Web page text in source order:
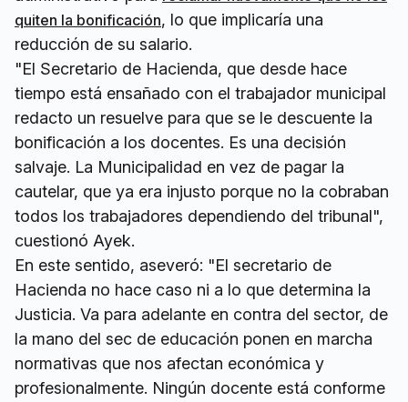
quiten la bonificación, lo que implicaría una
reducción de su salario.
"El Secretario de Hacienda, que desde hace
tiempo está ensañado con el trabajador municipal
redacto un resuelve para que se le descuente la
bonificación a los docentes. Es una decisión
salvaje. La Municipalidad en vez de pagar la
cautelar, que ya era injusto porque no la cobraban
todos los trabajadores dependiendo del tribunal",
cuestionó Ayek.
En este sentido, aseveró: "El secretario de
Hacienda no hace caso ni a lo que determina la
Justicia. Va para adelante en contra del sector, de
la mano del sec de educación ponen en marcha
normativas que nos afectan económica y
profesionalmente. Ningún docente está conforme